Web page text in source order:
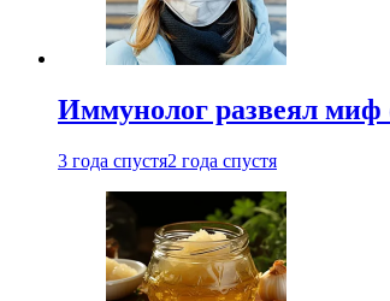
Иммунолог развеял миф
3 года спустя2 года спустя